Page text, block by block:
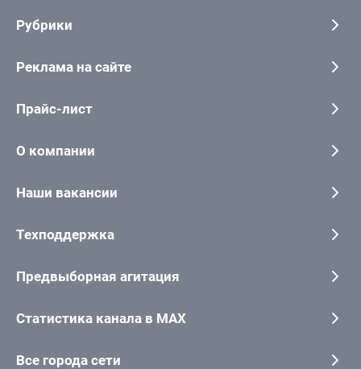
Рубрики
Реклама на сайте
Прайс-лист
О компании
Наши вакансии
Техподдержка
Предвыборная агитация
Статистика канала в MAX
Все города сети